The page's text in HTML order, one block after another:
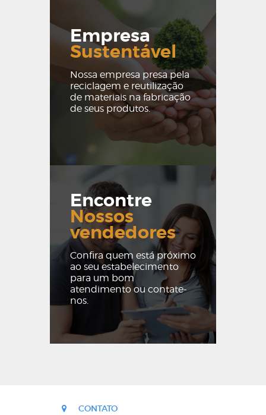
Empresa
Sustentável
Nossa empresa presa pela
reciclagem e reutilização
de materiais na fabricação
de seus produtos.
Encontre
Nossos
vendedores
Confira quem está próximo
ao seu estabelecimento
para um bom
atendimento ou contate-
nos.
CONTATO